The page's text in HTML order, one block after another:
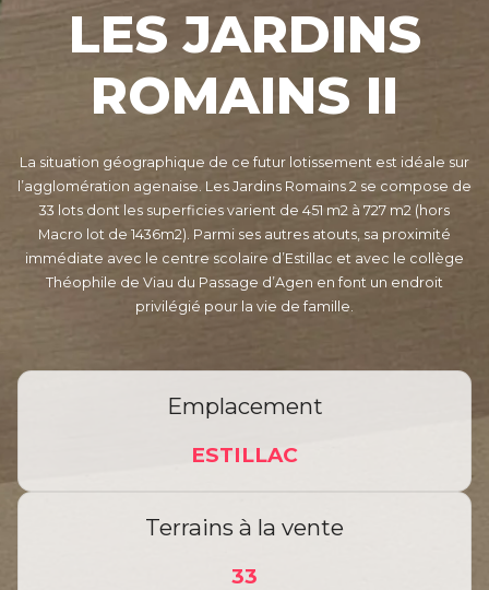
LES JARDINS
ROMAINS II
La situation géographique de ce futur lotissement est idéale sur
l’agglomération agenaise. Les Jardins Romains 2 se compose de
33 lots dont les superficies varient de 451 m2 à 727 m2 (hors
Macro lot de 1436m2). Parmi ses autres atouts, sa proximité
immédiate avec le centre scolaire d’Estillac et avec le collège
Théophile de Viau du Passage d’Agen en font un endroit
privilégié pour la vie de famille.
Emplacement
ESTILLAC
Terrains à la vente
33